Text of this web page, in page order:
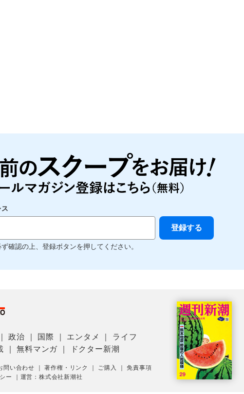
ず確認の上、登録ボタンを押してください。
｜政治 国際 エンタメ
ライフ
｜無料マンガ ドクター新潮
問い合わせ ｜著作権・リンク ご購入 ｜免責事項
ー 運営：株式会社新潮社